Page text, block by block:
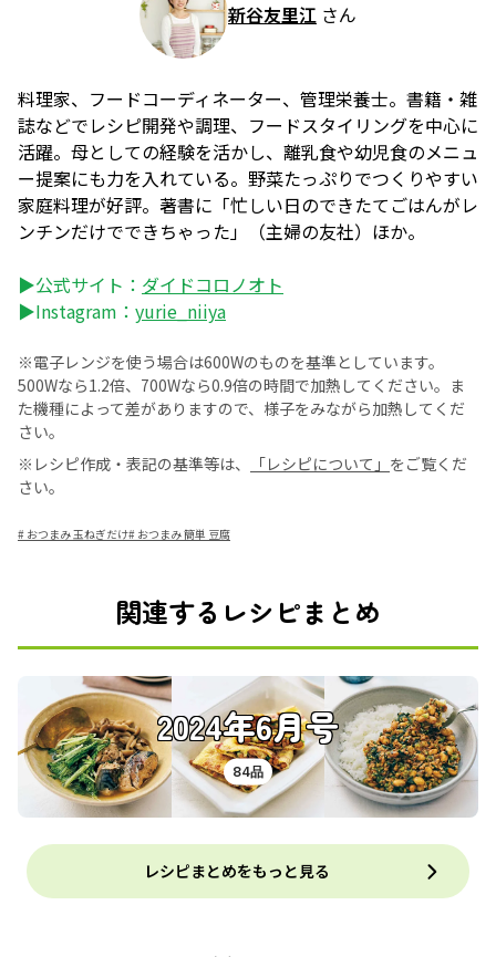
新谷友里江 さん
料理家、フードコーディネーター、管理栄養士。書籍・雑
誌などでレシピ開発や調理、フードスタイリングを中心に
活躍。母としての経験を活かし、離乳食や幼児食のメニュ
ー提案にも力を入れている。野菜たっぷりでつくりやすい
家庭料理が好評。著書に「忙しい日のできたてごはんがレ
ンチンだけでできちゃった」（主婦の友社）ほか。
▶公式サイト： ダイドコロノオト
▶Instagram： yurie_niiya
※電子レンジを使う場合は600Wのものを基準としています。
500Wなら1.2倍、700Wなら0.9倍の時間で加熱してください。ま
た機種によって差がありますので、様子をみながら加熱してくだ
さい。
※レシピ作成・表記の基準等は、
「レシピについて」 をご覧くだ
さい。
# おつまみ 玉ねぎだけ# おつまみ 簡単 豆腐
関連するレシピまとめ
2024年6月号
84品
レシピまとめをもっと見る